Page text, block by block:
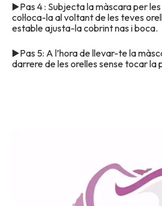
▶️Pas 4 : Subjecta la màscara per
col·loca-la al voltant de les teves
estable ajusta-la cobrint nas i boca.
▶️Pas 5: A l’hora de llevar-te la
darrere de les orelles sense tocar la